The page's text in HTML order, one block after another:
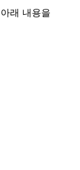
래 내용을